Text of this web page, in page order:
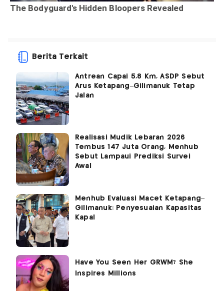
Berita Terkait
Antrean Capai 5,8 Km, ASDP Sebut
Arus Ketapang–Gilimanuk Tetap
Jalan
Realisasi Mudik Lebaran 2026
Tembus 147 Juta Orang, Menhub
Sebut Lampaui Prediksi Survei
Awal
Menhub Evaluasi Macet Ketapang–
Gilimanuk: Penyesuaian Kapasitas
Kapal